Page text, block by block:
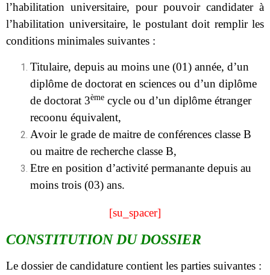
l’habilitation universitaire, pour pouvoir candidater à
l’habilitation universitaire, le postulant doit remplir les
conditions minimales suivantes :
Titulaire, depuis au moins une (01) année, d’un
diplôme de doctorat en sciences ou d’un diplôme
de doctorat 3ème cycle ou d’un diplôme étranger
recoonu équivalent,
Avoir le grade de maitre de conférences classe B
ou maitre de recherche classe B,
Etre en position d’activité permanante depuis au
moins trois (03) ans.
[su_spacer]
CONSTITUTION DU DOSSIER
Le dossier de candidature contient les parties suivantes :